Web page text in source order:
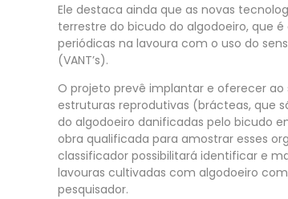
Ele destaca ainda que as novas
terrestre do bicudo do algodoeiro, que
periódicas na lavoura com o uso do
(VANT’s).
O projeto prevê implantar e oferecer
estruturas reprodutivas (brácteas, que
do algodoeiro danificadas pelo bicudo
obra qualificada para amostrar esses
classificador possibilitará identificar e
lavouras cultivadas com algodoeiro
pesquisador.